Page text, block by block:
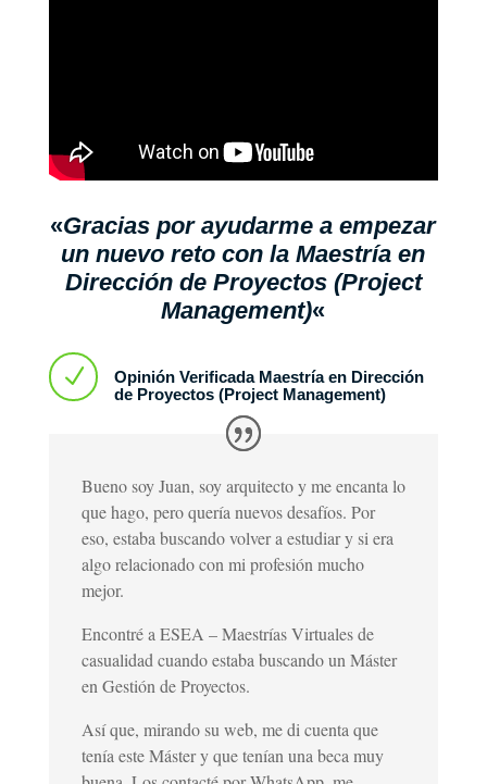
«Gracias por ayudarme a empezar
un nuevo reto con la Maestría en
Dirección de Proyectos (Project
Management)«
N
Opinión Verificada Maestría en Dirección
de Proyectos (Project Management)
Bueno soy Juan, soy arquitecto y me encanta lo
que hago, pero quería nuevos desafíos. Por
eso, estaba buscando volver a estudiar y si era
algo relacionado con mi profesión mucho
mejor.
Encontré a ESEA – Maestrías Virtuales de
casualidad cuando estaba buscando un Máster
en Gestión de Proyectos.
Así que, mirando su web, me di cuenta que
tenía este Máster y que tenían una beca muy